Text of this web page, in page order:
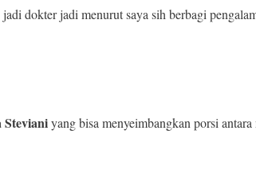
dokter jadi menurut saya sih berbagi
Stevianiyang bisa menyeimbangkan porsi